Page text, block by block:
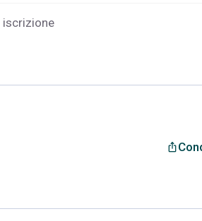
iscrizione
ios_share